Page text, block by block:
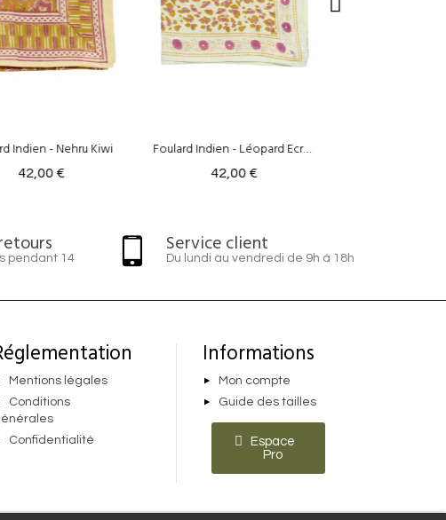
Foulard Indien - Léopard Ecru/Kiwi
42,00 €
Foulard Indien - Léopard Cuivre
42,00 €
pendant 14
Service client
Du lundi au vendredi de 9h à 18h
Mentions légales
Conditions
Confidentialité
Informations
Mon compte
Guide des tailles
Espace
Pro